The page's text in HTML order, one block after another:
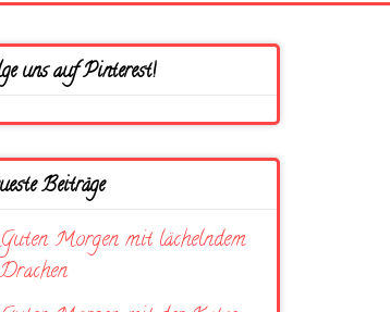
uns auf Pinterest!
Beiträge
Guten Morgen mit lächelndem
Drachen